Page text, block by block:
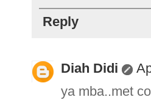
Reply
Diah Didi
ya mba..met